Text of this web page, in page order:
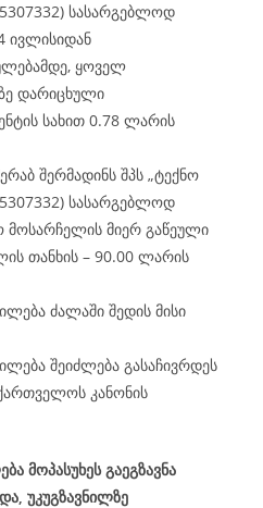
სასარგებლოდ
ივლისიდან
ყოველ
დარიცხული
სახით 0.78 ლარის
შერმადინს შპს „ტექნო
სასარგებლოდ
მოსარჩელის მიერ გაწეული
თანხის – 90.00 ლარის
ძალაში შედის მისი
შეიძლება გასაჩივრდეს
კანონის
მოპასუხეს გაეგზავნა
უკუგზავნილზე